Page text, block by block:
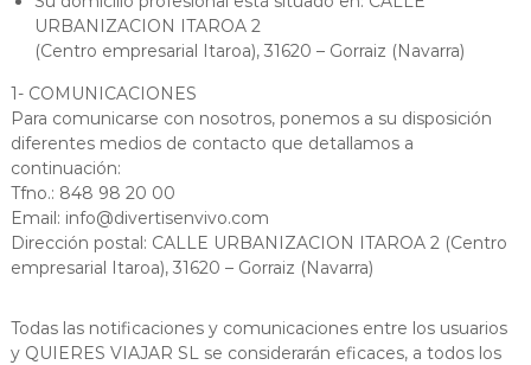
URBANIZACION ITAROA 2
(Centro empresarial Itaroa), 31620 – Gorraiz (Navarra)
1- COMUNICACIONES
Para comunicarse con nosotros, ponemos a su disposición
diferentes medios de contacto que detallamos a
continuación:
Tfno.: 848 98 20 00
Email: info@divertisenvivo.com
Dirección postal: CALLE URBANIZACION ITAROA 2 (Centro
empresarial Itaroa), 31620 – Gorraiz (Navarra)
Todas las notificaciones y comunicaciones entre los usuarios
y QUIERES VIAJAR SL se considerarán eficaces, a todos los